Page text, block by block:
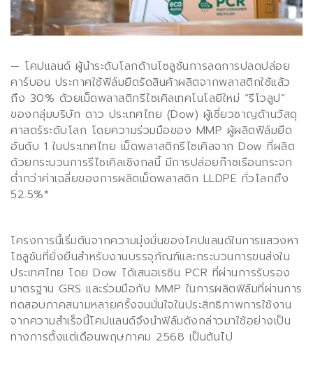
— โคปแลนด์ ผู้นำระดับโลกด้านโซลูชันการลดการปลดปล่อย
คาร์บอน ประกาศใช้ฟิล์มยืดรัดสินค้าผลิตจากพลาสติกใช้แล้ว
ถึง 30% ด้วยเม็ดพลาสติกรีไซเคิลเทคโนโลยีใหม่ “รีโวลูป”
ของกลุ่มบริษัท ดาว ประเทศไทย (Dow) ผู้เชี่ยวชาญด้านวัสดุ
ศาสตร์ระดับโลก โดยความร่วมมือของ MMP ผู้ผลิตฟิล์มยืด
อันดับ 1 ในประเทศไทย เม็ดพลาสติกรีไซเคิลจาก Dow ที่ผลิต
ด้วยกระบวนการรีไซเคิลเชิงกลนี้ มีการปล่อยก๊าซเรือนกระจก
ต่ำกว่าค่าเฉลี่ยของการผลิตเม็ดพลาสติก LLDPE ทั่วโลกถึง
52.5%*
โครงการนี้เริ่มต้นจากความมุ่งมั่นของโคปแลนด์ในการแสวงหา
โซลูชันที่ยั่งยืนสำหรับงานบรรจุภัณฑ์และกระบวนการขนส่งใน
ประเทศไทย โดย Dow ได้เสนอเรซิน PCR ที่ผ่านการรับรอง
มาตรฐาน GRS และร่วมมือกับ MMPในการผลิตฟิล์มที่ผ่านการ
ทดสอบภาคสนามหลายครั้งจนมั่นใจในประสิทธิภาพการใช้งาน
จากความสำเร็จนี้โคปแลนด์จึงนำฟิล์มดังกล่าวมาใช้อย่างเป็น
ทางการตั้งแต่เดือนพฤษภาคม 2568 เป็นต้นไป